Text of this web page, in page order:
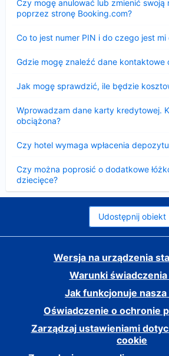
Czy mogę anulować lub zmienić swoją
poprzez stronę Booking.com?
Co to jest numer PIN i do czego jest
Gdzie mogę znaleźć dane kontaktowe
Jak mogę sprawdzić, ile będzie
Wprowadzam dane karty kredytowej.
obciążona?
Czy hotel wymaga wpłacenia
Czy można poprosić o dodatkowe
dziecięce?
Udostępnij obiekt
Wersja na urządzenia
Warunki świadczenia
Jak funkcjonuje
Oświadczenie o ochronie
Zarządzaj ustawieniami
cookie